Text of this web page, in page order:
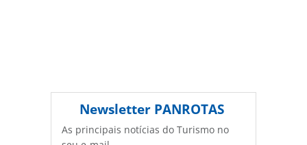
Newsletter PANROTAS
As principais notícias do Turismo no